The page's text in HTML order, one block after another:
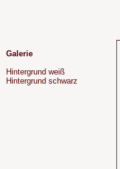
Galerie
Hintergrund weiß
Hintergrund schwarz